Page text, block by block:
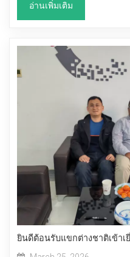
อ่านเพิ่มเติม
ยินดีต้อนรับแขกต่างชาติเข้าเ